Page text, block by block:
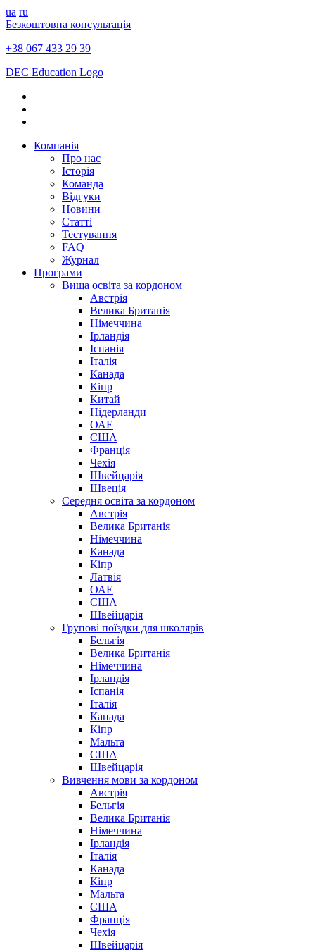
ua ru
Безкоштовна консультація
+38 067 433 29 39
DEC Education Logo
Компанія
Про нас
Історія
Команда
Відгуки
Новини
Статті
Тестування
FAQ
Журнал
Програми
Вища освіта за кордоном
Австрія
Велика Британія
Німеччина
Ірландія
Іспанія
Італія
Канада
Кіпр
Китай
Нідерланди
ОАЕ
США
Франція
Чехія
Швейцарія
Швеція
Середня освіта за кордоном
Австрія
Велика Британія
Німеччина
Канада
Кіпр
Латвія
ОАЕ
США
Швейцарія
Групові поїздки для школярів
Бельгія
Велика Британія
Німеччина
Ірландія
Іспанія
Італія
Канада
Кіпр
Мальта
США
Швейцарія
Вивчення мови за кордоном
Австрія
Бельгія
Велика Британія
Німеччина
Ірландія
Італія
Канада
Кіпр
Мальта
США
Франція
Чехія
Швейцарія